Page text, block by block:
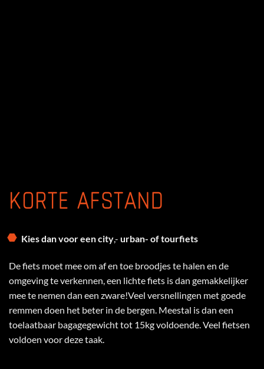
KORTE AFSTAND
Kies dan voor een city,- urban- of tourfiets
De fiets moet mee om af en toe broodjes te halen en de
omgeving te verkennen, een lichte fiets is dan gemakkelijker
mee te nemen dan een zware!Veel versnellingen met goede
remmen doen het beter in de bergen. Meestal is dan een
toelaatbaar bagagegewicht tot 15kg voldoende. Veel fietsen
voldoen voor deze taak.